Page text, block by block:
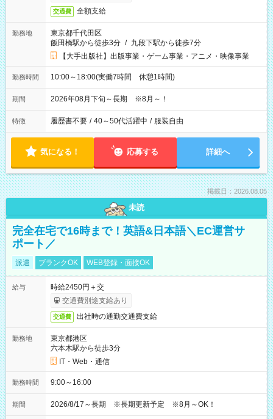
交通費 全額支給
勤務地
東京都千代田区
飯田橋駅から徒歩3分 / 九段下駅から徒歩7分
【大手出版社】出版事業・ゲーム事業・アニメ・映像事業
勤務時間 10:00～18:00(実働7時間 休憩1時間)
期間 2026年08月下旬～長期 ※8月～！
特徴 履歴書不要 / 40～50代活躍中 / 服装自由
気になる！ 応募する 詳細へ
掲載日：2026.08.05
未読
完全在宅で16時まで！英語&日本語＼EC運営サ
ポート／
派遣 ブランクOK WEB登録・面接OK
給与
時給2450円＋交
交通費別途支給あり
交通費 出社時の通勤交通費支給
勤務地
東京都港区
六本木駅から徒歩3分
IT・Web・通信
勤務時間 9:00～16:00
期間 2026/8/17～長期 ※長期更新予定 ※8月～OK！